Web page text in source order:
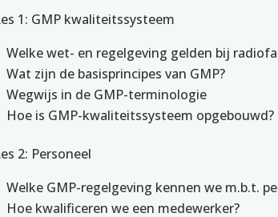
1: GMP kwaliteitssysteem
Welke wet- en regelgeving gelden bij
Wat zijn de basisprincipes van GMP?
Wegwijs in de GMP-terminologie
Hoe is GMP-kwaliteitssysteem opgebouwd?
2: Personeel
Welke GMP-regelgeving kennen we m.b.t.
Hoe kwalificeren we een medewerker?